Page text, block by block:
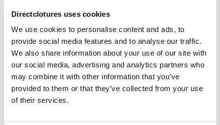
Directclotures uses cookies
We use cookies to personalise content and ads, to
provide social media features and to analyse our traffic.
We also share information about your use of our site with
our social media, advertising and analytics partners who
may combine it with other information that you’ve
provided to them or that they’ve collected from your use
of their services.
AVISCLIENTS